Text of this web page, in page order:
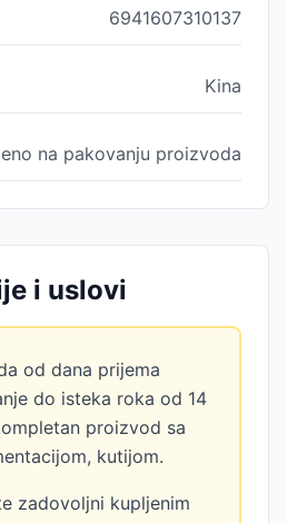
6941607310137
Kina
na pakovanju proizvoda
i uslovi
od dana prijema
do isteka roka od 14
proizvod sa
kutijom.
zadovoljni kupljenim